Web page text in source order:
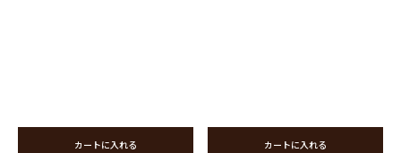
カートに入れる カートに入れる